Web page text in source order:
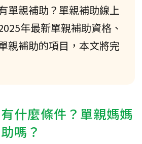
單親補助？單親補助線上
年最新單親補助資格、
親補助的項目，本文將完
什麼條件？單親媽媽
嗎？